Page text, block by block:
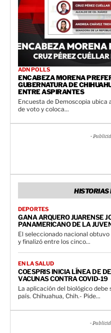
ADN POLLS
ENCABEZA MORENA
GUBERNATURA DE
ENTRE ASPIRANTES
Encuesta de Demoscopia
de voto y coloca...
-
HISTORIAS
DEPORTES
GANA ARQUERO JUARENSE
PANAMERICANO DE LA
El seleccionado nacional
y finalizó entre los cinco...
EN LA SALUD
COESPRIS INICIA LÍNEA DE
VACUNAS CONTRA COVID-19
La aplicación del biológico
país. Chihuahua, Chih.- Pide...
-